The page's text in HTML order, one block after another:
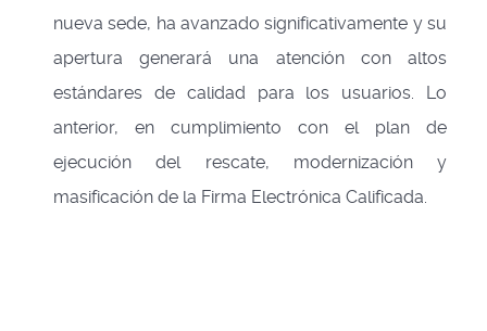
nueva sede, ha avanzado significativamente y su
apertura generará una atención con altos
estándares de calidad para los usuarios. Lo
anterior, en cumplimiento con el plan de
ejecución del rescate, modernización y
masificación de la Firma Electrónica Calificada.